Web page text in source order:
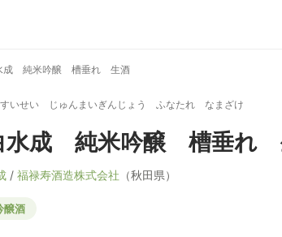
成 純米吟醸 槽垂れ 生酒
すいせい じゅんまいぎんじょう ふなたれ なまざけ
水成 純米吟醸 槽垂れ
/ 福禄寿酒造株式会社 （秋田県）
醸酒